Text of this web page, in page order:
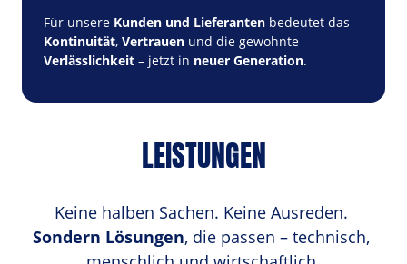
Für unsere Kunden und Lieferanten
Kontinuität, Vertrauen
Verlässlichkeit – jetzt in neuer Generation.
LEISTUNGEN
Sondern Lösungen, die passen – technisch,